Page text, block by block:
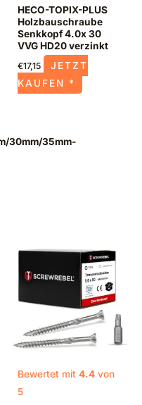
30mm/35mm-
HECO-TOPIX-PLUS
Holzbauschraube
Senkkopf 4.0x 30
VVG HD20 verzinkt
€17,15
JETZT
KAUFEN *
Bewertet mit 4.4von
5